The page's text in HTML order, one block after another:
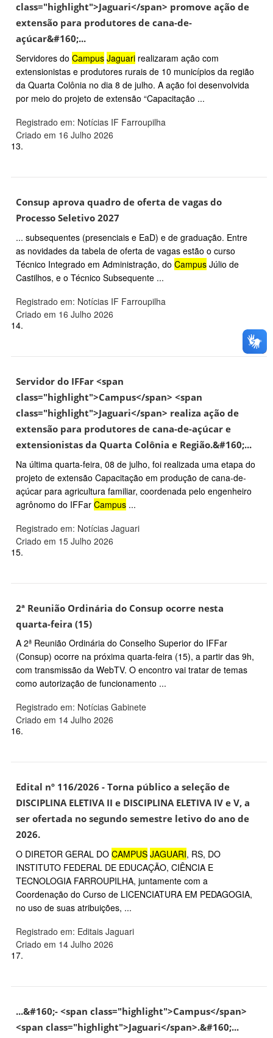
class="highlight">Jaguari</span> promove ação de
extensão para produtores de cana-de-
açúcar&#160;...
Servidores do Campus Jaguari realizaram ação com
extensionistas e produtores rurais de 10 municípios da região
da Quarta Colônia no dia 8 de julho. A ação foi desenvolvida
por meio do projeto de extensão “Capacitação ...
Registrado em: Notícias IF Farroupilha
Criado em 16 Julho 2026
13.
Consup aprova quadro de oferta de vagas do
Processo Seletivo 2027
... subsequentes (presenciais e EaD) e de graduação. Entre
as novidades da tabela de oferta de vagas estão o curso
Técnico Integrado em Administração, do Campus Júlio de
Castilhos, e o Técnico Subsequente ...
Registrado em: Notícias IF Farroupilha
Criado em 16 Julho 2026
14.
Servidor do IFFar <span
class="highlight">Campus</span> <span
class="highlight">Jaguari</span> realiza ação de
extensão para produtores de cana-de-açúcar e
extensionistas da Quarta Colônia e Região.&#160;...
Na última quarta-feira, 08 de julho, foi realizada uma etapa do
projeto de extensão Capacitação em produção de cana-de-
açúcar para agricultura familiar, coordenada pelo engenheiro
agrônomo do IFFar Campus ...
Registrado em: Notícias Jaguari
Criado em 15 Julho 2026
15.
2ª Reunião Ordinária do Consup ocorre nesta
quarta-feira (15)
A 2ª Reunião Ordinária do Conselho Superior do IFFar
(Consup) ocorre na próxima quarta-feira (15), a partir das 9h,
com transmissão da WebTV. O encontro vai tratar de temas
como autorização de funcionamento ...
Registrado em: Notícias Gabinete
Criado em 14 Julho 2026
16.
Edital nº 116/2026 - Torna público a seleção de
DISCIPLINA ELETIVA II e DISCIPLINA ELETIVA IV e V, a
ser ofertada no segundo semestre letivo do ano de
2026.
O DIRETOR GERAL DO CAMPUS JAGUARI, RS, DO
INSTITUTO FEDERAL DE EDUCAÇÃO, CIÊNCIA E
TECNOLOGIA FARROUPILHA, juntamente com a
Coordenação do Curso de LICENCIATURA EM PEDAGOGIA,
no uso de suas atribuições, ...
Registrado em: Editais Jaguari
Criado em 14 Julho 2026
17.
...&#160;- <span class="highlight">Campus</span>
<span class="highlight">Jaguari</span>.&#160;...